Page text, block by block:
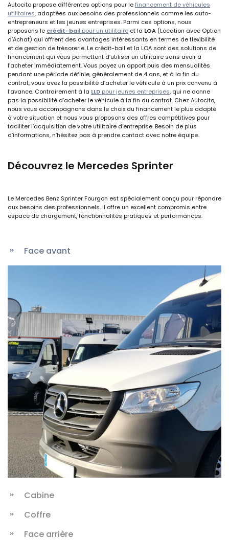
Autocito propose différentes options pour lefinancement de véhicules
utilitaires, adaptées aux besoins des professionnels comme les auto-
entrepreneurs et les jeunes entreprises. Parmi ces options, nous
proposons le crédit-bail pour un utilitaire et la LOA (Location avec Option
d’Achat) qui offrent des avantages intéressants en termes de flexibilité
et de gestion de trésorerie. Le crédit-bail et la LOA sont des solutions de
financement qui vous permettent d’utiliser un utilitaire sans avoir à
l’acheter immédiatement. Vous payez un apport puis des mensualités
pendant une période définie, généralement de 4 ans, et à la fin du
contrat, vous avez la possibilité d’acheter le véhicule à un prix convenu à
l’avance. Contrairement à la LLD pour jeunes entreprises, qui ne donne
pas la possibilité d’acheter le véhicule à la fin du contrat. Chez Autocito,
nous vous accompagnons dans le choix du financement le plus adapté
à votre situation et nous vous proposons des offres compétitives pour
faciliter l’acquisition de votre utilitaire d’entreprise. Besoin de plus
d’informations, n’hésitez pas à prendre contact avec notre équipe.
Découvrez le Mercedes Sprinter
Le Mercedes Benz Sprinter Fourgon est spécialement conçu pour répondre
aux besoins des professionnels. Il offre un excellent compromis entre
espace de chargement, fonctionnalités pratiques et performances.
Face avant
Cabine
Coffre
Face arrière